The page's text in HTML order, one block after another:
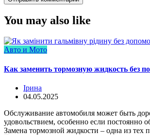
You may also like
Авто и Мото
Как заменить тормозную жидкость без
Ірина
04.05.2025
Обслуживание автомобиля может быть
удовольствием, особенно если постоянно
Замена тормозной жидкости – одна из тех